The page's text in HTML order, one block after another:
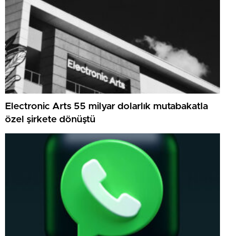
Electronic Arts 55 milyar dolarlık mutabakatla
özel şirkete dönüştü